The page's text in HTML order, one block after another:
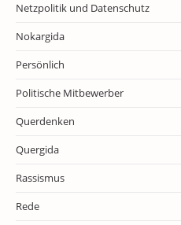
Netzpolitik und Datenschutz
Nokargida
Persönlich
Politische Mitbewerber
Querdenken
Quergida
Rassismus
Rede